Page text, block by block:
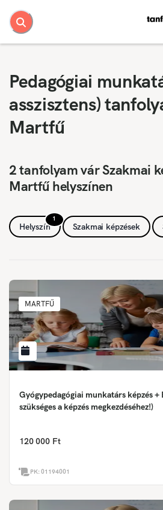
Pedagógiai
asszisztens)
Martfű
2 tanfolyam vár Szakmai
Martfű helyszínen
1
Helyszín Szakmai képzések
MARTFŰ
Gyógypedagógiai munkatárs képzés
szükséges a képzés megkezdéséhez!)
120 000 Ft
PK:01194001